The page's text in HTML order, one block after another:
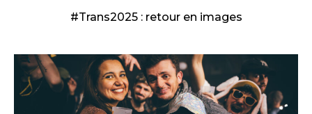
#Trans2025 : retour en images